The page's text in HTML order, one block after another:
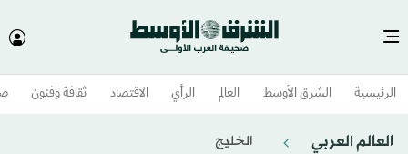
الرئيسية الشرق الأوسط​ العالم الرأي الاقتصاد ثقافة وفنون
العالم العربي الخليج